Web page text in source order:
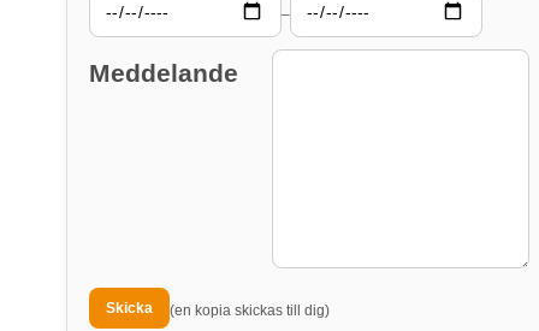
–
Meddelande
(en kopia skickas till dig)